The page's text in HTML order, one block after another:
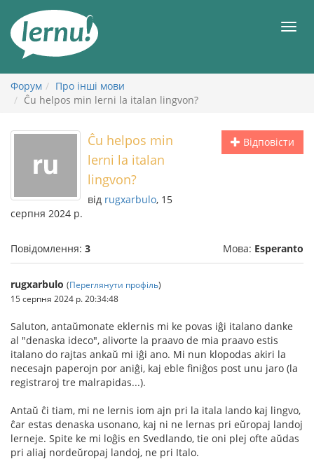
змісту
Форум
Про інші мови
Ĉu helpos min lerni la italan lingvon?
Відповісти
Ĉu helpos min
lerni la italan
lingvon?
від rugxarbulo, 15
серпня 2024 р.
Повідомлення: 3 Мова: Esperanto
rugxarbulo (Переглянути профіль)
15 серпня 2024 р. 20:34:48
Saluton, antaŭmonate eklernis mi ke povas iĝi italano danke
al "denaska ideco", alivorte la praavo de mia praavo estis
italano do rajtas ankaŭ mi iĝi ano. Mi nun klopodas akiri la
necesajn paperojn por aniĝi, kaj eble finiĝos post unu jaro (la
registraroj tre malrapidas...).
Antaŭ ĉi tiam, mi ne lernis iom ajn pri la itala lando kaj lingvo,
ĉar estas denaska usonano, kaj ni ne lernas pri eŭropaj landoj
lerneje. Spite ke mi loĝis en Svedlando, tie oni plej ofte aŭdas
pri aliaj nordeŭropaj landoj, ne pri Italo.